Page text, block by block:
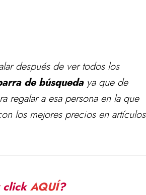
después de ver todos los
de búsquedaya que de
regalar a esa persona en la que
los mejores precios en artículos
clickAQUÍ?